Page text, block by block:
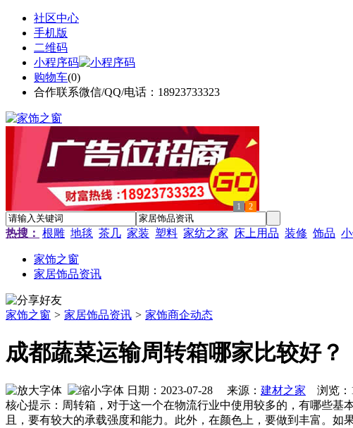
社区中心
手机版
二维码
小程序码
购物车(0)
合作联系微信/QQ/电话：18923733323
1 2
热搜： 根雕 地毯 茶几 家装 塑料 家纺之家 床上用品 装修 饰品
家饰之窗
家居饰品资讯
家饰之窗 > 家居饰品资讯 > 家饰商企动态
成都蔬菜运输周转箱哪家比较好？
日期：2023-07-28 来源： 建材之家 浏览：
核心提示：周转箱，对于这一个在物流行业中使用较多的，有哪些
且，要有较大的承载强度和能力。此外，在颜色上，要做到丰富。